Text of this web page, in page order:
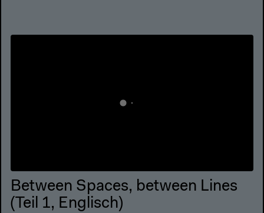
Between Spaces, between Lines
(Teil 1, Englisch)